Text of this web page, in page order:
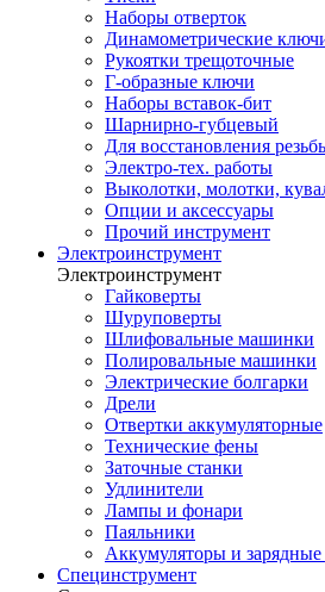
Наборы отверток
Динамометрические
Рукоятки трещоточные
Г-образные ключи
Наборы вставок-бит
Шарнирно-губцевый
Для восстановления
Электро-тех. работы
Выколотки, молотки,
Опции и аксессуары
Прочий инструмент
Электроинструмент
Электроинструмент
Гайковерты
Шуруповерты
Шлифовальные машинки
Полировальные машинки
Электрические болгарки
Дрели
Отвертки аккумуляторные
Технические фены
Заточные станки
Удлинители
Лампы и фонари
Паяльники
Аккумуляторы и зарядные
Специнструмент